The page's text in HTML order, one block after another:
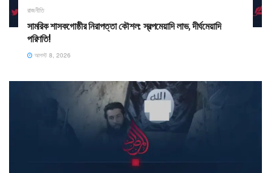
রাজনীতি
সামরিক শাসকগোষ্ঠীর নিরাপত্তা কৌশল: স্বল্পমেয়াদি লাভ, দীর্ঘমেয়াদি
পরিণতি!
আগস্ট 8, 2026